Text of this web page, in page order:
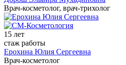
Врач-косметолог, врач-трихолог
15 лет
стаж работы
Ерохина Юлия Сергеевна
Врач-косметолог